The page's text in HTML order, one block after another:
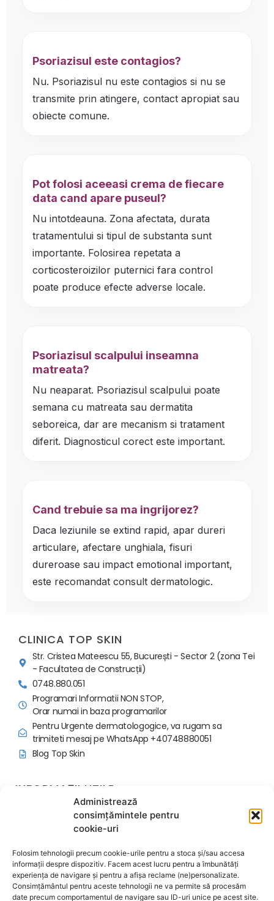
Administrează
consimțămintele pentru
cookie-uri
Folosim tehnologii precum cookie-urile pentru a stoca și/sau accesa
informații despre dispozitiv. Facem acest lucru pentru a îmbunătăți
experiența de navigare și pentru a afișa reclame (ne)personalizate.
Consimțământul pentru aceste tehnologii ne va permite să procesăm
date precum comportamentul de navigare sau ID-uri unice pe acest site.
Psoriazisul este contagios?
Nu. Psoriazisul nu este contagios si nu se
transmite prin atingere, contact apropiat sau
obiecte comune.
Pot folosi aceeasi crema de fiecare
data cand apare puseul?
Nu intotdeauna. Zona afectata, durata
tratamentului si tipul de substanta sunt
importante. Folosirea repetata a
corticosteroizilor puternici fara control
poate produce efecte adverse locale.
Psoriazisul scalpului inseamna
matreata?
Nu neaparat. Psoriazisul scalpului poate
semana cu matreata sau dermatita
seboreica, dar are mecanism si tratament
diferit. Diagnosticul corect este important.
Cand trebuie sa ma ingrijorez?
Daca leziunile se extind rapid, apar dureri
articulare, afectare unghiala, fisuri
dureroase sau impact emotional important,
este recomandat consult dermatologic.
CLINICA TOP SKIN
Str. Cristea Mateescu 55, București - Sector 2 (zona Tei
- Facultatea de Construcții)
0748.880.051
Programari Informatii NON STOP,
Orar numai in baza programarilor
Pentru Urgente dermatologogice, va rugam sa
trimiteti mesaj pe WhatsApp +40748880051
Blog Top Skin
INFORMAȚII UTILE
Politica programari si avans
Regulament Ordine Interioara
Contactează-ne
Despre noi
Termeni și condiții
Politica de confidențialitate
Politica de cookie-uri